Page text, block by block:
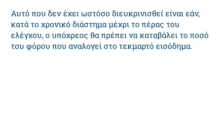
Αυτό που δεν έχει ωστόσο διευκρινισθεί είναι εάν,
κατά το χρονικό διάστημα μέχρι το πέρας του
ελέγχου, ο υπόχρεος θα πρέπει να καταβάλει το ποσό
του φόρου που αναλογεί στο τεκμαρτό εισόδημα.